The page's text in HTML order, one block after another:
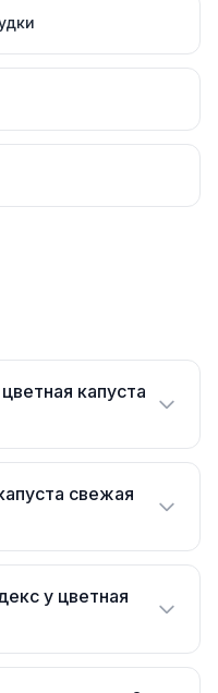
капуста
свежая
у цветная